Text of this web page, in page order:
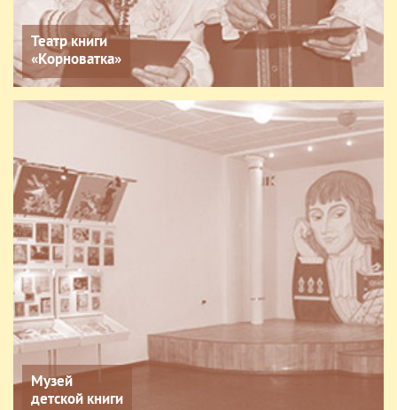
Театр книги
«Корноватка»
Музей
детской книги